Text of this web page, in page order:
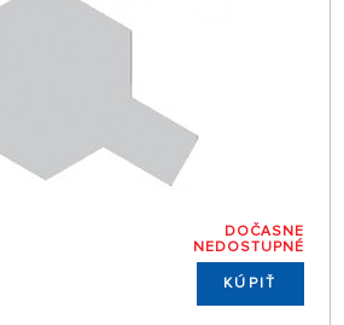
DOČASNE
NEDOSTUPNÉ
KÚPIŤ